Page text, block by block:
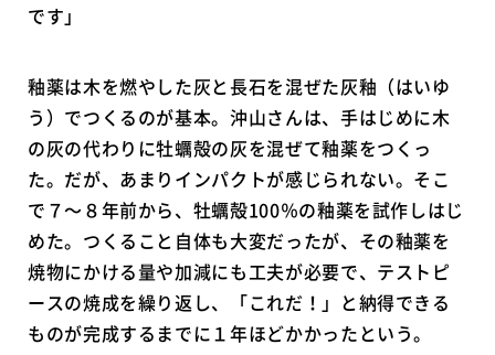
です」
釉薬は木を燃やした灰と長石を混ぜた灰釉（はいゆ
う）でつくるのが基本。沖山さんは、手はじめに木
の灰の代わりに牡蠣殻の灰を混ぜて釉薬をつくっ
た。だが、あまりインパクトが感じられない。そこ
で７～８年前から、牡蠣殻100％の釉薬を試作しはじ
めた。つくること自体も大変だったが、その釉薬を
焼物にかける量や加減にも工夫が必要で、テストピ
ースの焼成を繰り返し、「これだ！」と納得できる
ものが完成するまでに１年ほどかかったという。